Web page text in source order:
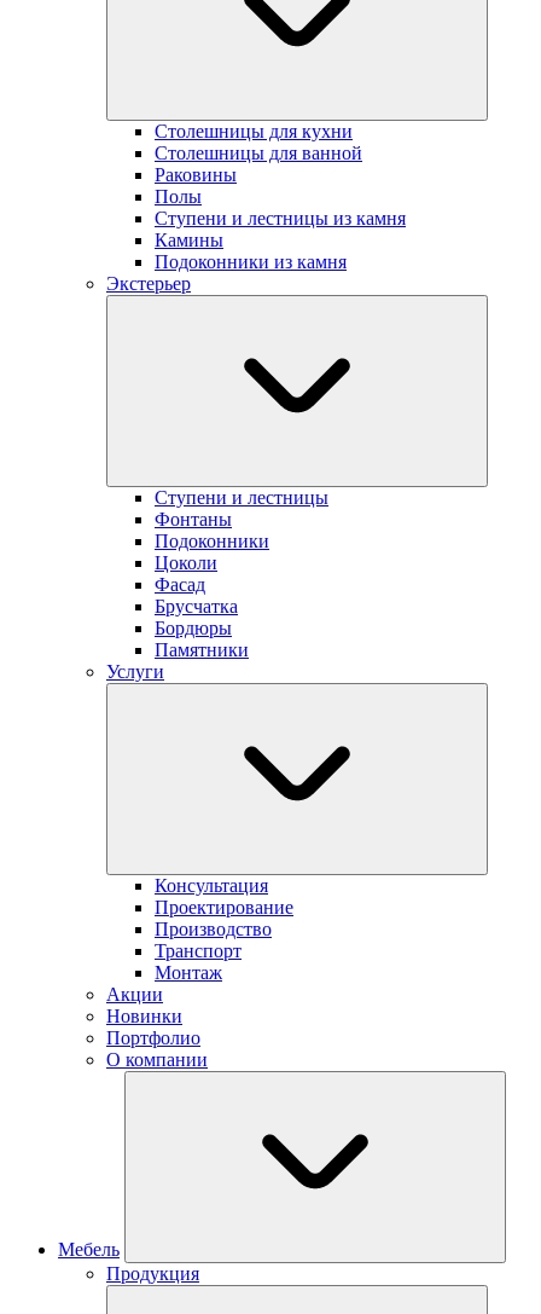
Столешницы для кухни
Столешницы для ванной
Раковины
Полы
Ступени и лестницы из камня
Камины
Подоконники из камня
Экстерьер
Ступени и лестницы
Фонтаны
Подоконники
Цоколи
Фасад
Брусчатка
Бордюры
Памятники
Услуги
Консультация
Проектирование
Производство
Транспорт
Монтаж
Акции
Новинки
Портфолио
О компании
Мебель
Продукция